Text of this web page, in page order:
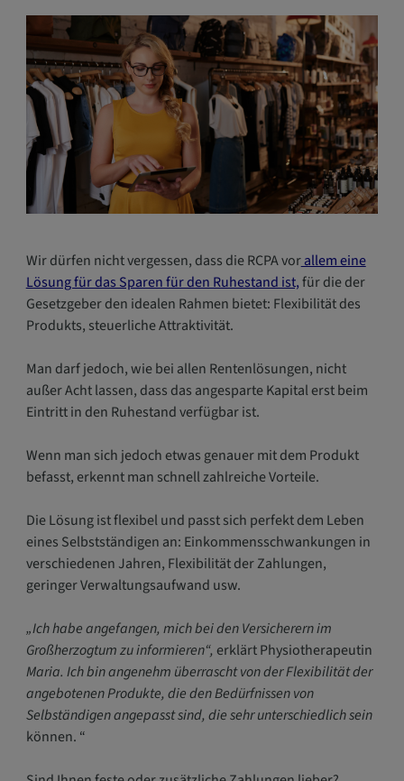
Wir dürfen nicht vergessen, dass die RCPA vorallem eine
Lösung für das Sparen für den Ruhestand ist,für die der
Gesetzgeber den idealen Rahmen bietet: Flexibilität des
Produkts, steuerliche Attraktivität.
Man darf jedoch, wie bei allen Rentenlösungen, nicht
außer Acht lassen, dass das angesparte Kapital erst beim
Eintritt in den Ruhestand verfügbar ist.
Wenn man sich jedoch etwas genauer mit dem Produkt
befasst, erkennt man schnell zahlreiche Vorteile.
Die Lösung ist flexibel und passt sich perfekt dem Leben
eines Selbstständigen an: Einkommensschwankungen in
verschiedenen Jahren, Flexibilität der Zahlungen,
geringer Verwaltungsaufwand usw.
„Ich habe angefangen, mich bei den Versicherern im
Großherzogtum zu informieren“,erklärt Physiotherapeutin
Maria. Ich bin angenehm überrascht von der Flexibilität der
angebotenen Produkte, die den Bedürfnissen von
Selbständigen angepasst sind, die sehr unterschiedlich sein
können. “